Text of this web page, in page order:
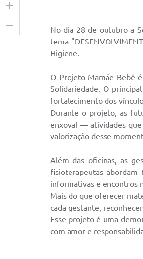
No dia 28 de outubro a
tema
Higiene.
O Projeto Mamãe Bebê
Solidariedade. O
fortalecimento dos
Durante o projeto, as
enxoval — atividades
valorização desse
Além das oficinas, as
fisioterapeutas abordam
informativas e encontros
Mais do que oferecer
cada gestante,
Esse projeto é uma
com amor e